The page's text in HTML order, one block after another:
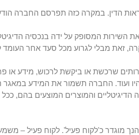
הדין. במקרה כזה תפרסם החברה
המסופק על ידה בנכסיה
קרה, זאת מבלי לגרוע מכל סעד אחר
שרכשת או ביקשת לרכוש, מידע
ועוד. החברה תשמור את המידע
הדיגיטליים והמוצרים המוצעים
מוגדר כ'לקוח פעיל'. לקוח פעיל –